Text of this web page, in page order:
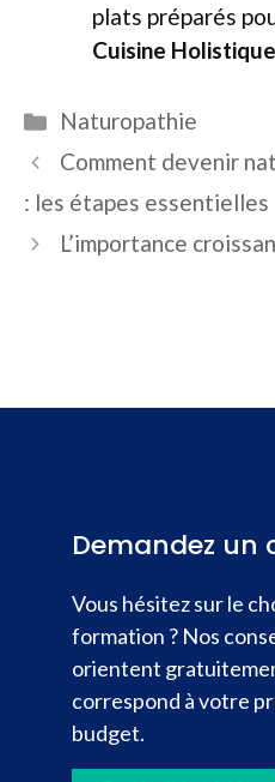
plats préparés
Cuisine Holistique
Catégories
Naturopathie
Comment devenir
: les étapes essentielles
L’importance
Demandez un
Vous hésitez sur le
formation ? Nos
orientent
correspond à votre
budget.